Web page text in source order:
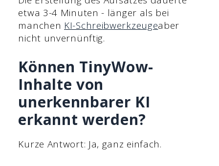
etwa 3-4 Minuten - länger als bei
manchen KI-Schreibwerkzeugeaber
nicht unvernünftig.
Können TinyWow-
Inhalte von
unerkennbarer KI
erkannt werden?
Kurze Antwort: Ja, ganz einfach.